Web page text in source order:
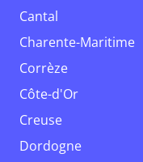
Cantal
Charente-Maritime
Corrèze
Côte-d'Or
Creuse
Dordogne